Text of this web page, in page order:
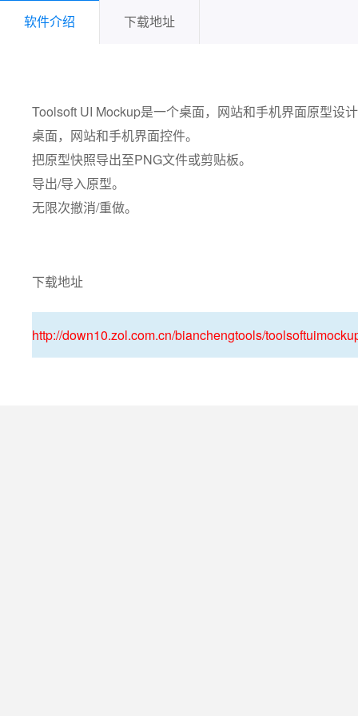
软件介绍 下载地址
Toolsoft UI Mockup是一个桌面，网站和手机界面原型设
桌面，网站和手机界面控件。
把原型快照导出至PNG文件或剪贴板。
导出/导入原型。
无限次撤消/重做。
下载地址
http://down10.zol.com.cn/bianchengtools/